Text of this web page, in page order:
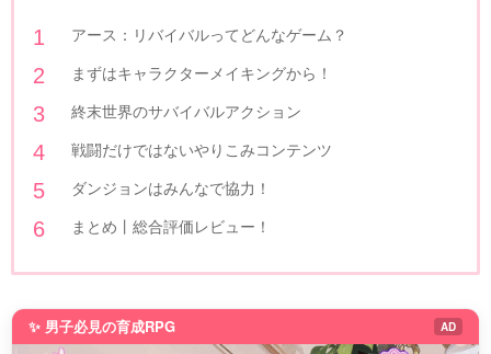
アース：リバイバルってどんなゲーム？
まずはキャラクターメイキングから！
終末世界のサバイバルアクション
戦闘だけではないやりこみコンテンツ
ダンジョンはみんなで協力！
まとめ丨総合評価レビュー！
✨ 男子必見の育成RPG AD